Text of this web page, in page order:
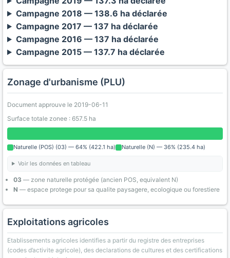
Campagne 2018 — 138.6 ha déclarée
Campagne 2017 — 137 ha déclarée
Campagne 2016 — 137 ha déclarée
Campagne 2015 — 137.7 ha déclarée
Zonage d'urbanisme (PLU)
Document approuve le 2019-06-11
Surface totale zonee : 657.5 ha
Naturelle (POS) (03) — 64% (422.1 ha) Naturelle (N) — 36% (235.4 ha)
Voir les données en tableau
03 — zone naturelle protégée (ancien POS, equivalent N)
N — espace protege pour sa qualite paysagere, ecologique ou forestiere
Exploitations agricoles
Etablissements agricoles identifies a partir du registre des entreprises
(codes d’activite agricole), des declarations de cultures et des certifications